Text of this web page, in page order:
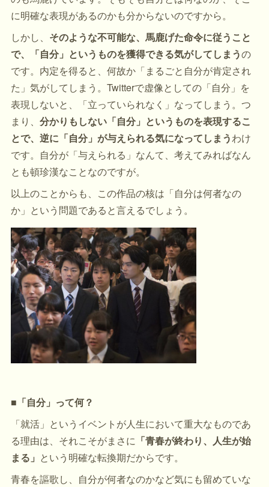
に明確な表現があるのかも分からないのですから。
しかし、 そのような不可能な、馬鹿げた命令に従うこと
で、「自分」というものを獲得できる気がしてしまうの
です。内定を得ると、何故か「まるごと自分が肯定され
た」気がしてしまう。Twitterで虚像としての「自分」を
表現しないと、「立っていられなく」なってしまう。つ
まり、分かりもしない「自分」というものを表現するこ
とで、逆に「自分」が与えられる気になってしまうわけ
です。自分が「与えられる」なんて、考えてみればなん
とも頓珍漢なことなのですが。
以上のことからも、この作品の核は「自分は何者なの
か」という問題であると言えるでしょう。
■「自分」って何？
「就活」というイベントが人生において重大なものであ
る理由は、それこそがまさに 「青春が終わり、人生が始
まる」 という明確な転換期だからです。
青春を謳歌し、自分が何者なのかなど気にも留めていな